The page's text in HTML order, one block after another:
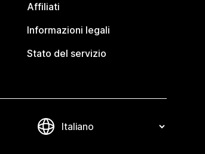
Affiliati
Informazioni legali
Stato del servizio